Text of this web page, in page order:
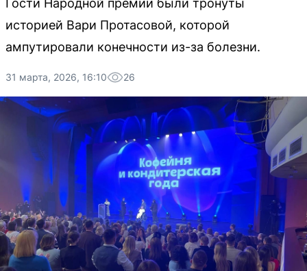
Гости Народной премии были тронуты
историей Вари Протасовой, которой
ампутировали конечности из-за болезни.
31 марта, 2026, 16:10 26